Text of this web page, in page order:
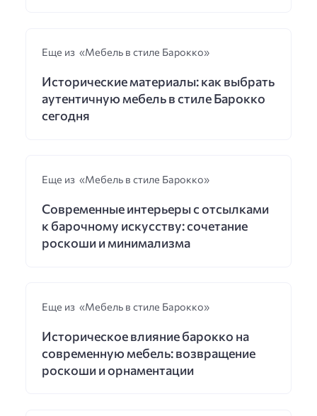
Еще из «Мебель в стиле Барокко»
Исторические материалы: как выбрать
аутентичную мебель в стиле Барокко
сегодня
Еще из «Мебель в стиле Барокко»
Современные интерьеры с отсылками
к барочному искусству: сочетание
роскоши и минимализма
Еще из «Мебель в стиле Барокко»
Историческое влияние барокко на
современную мебель: возвращение
роскоши и орнаментации